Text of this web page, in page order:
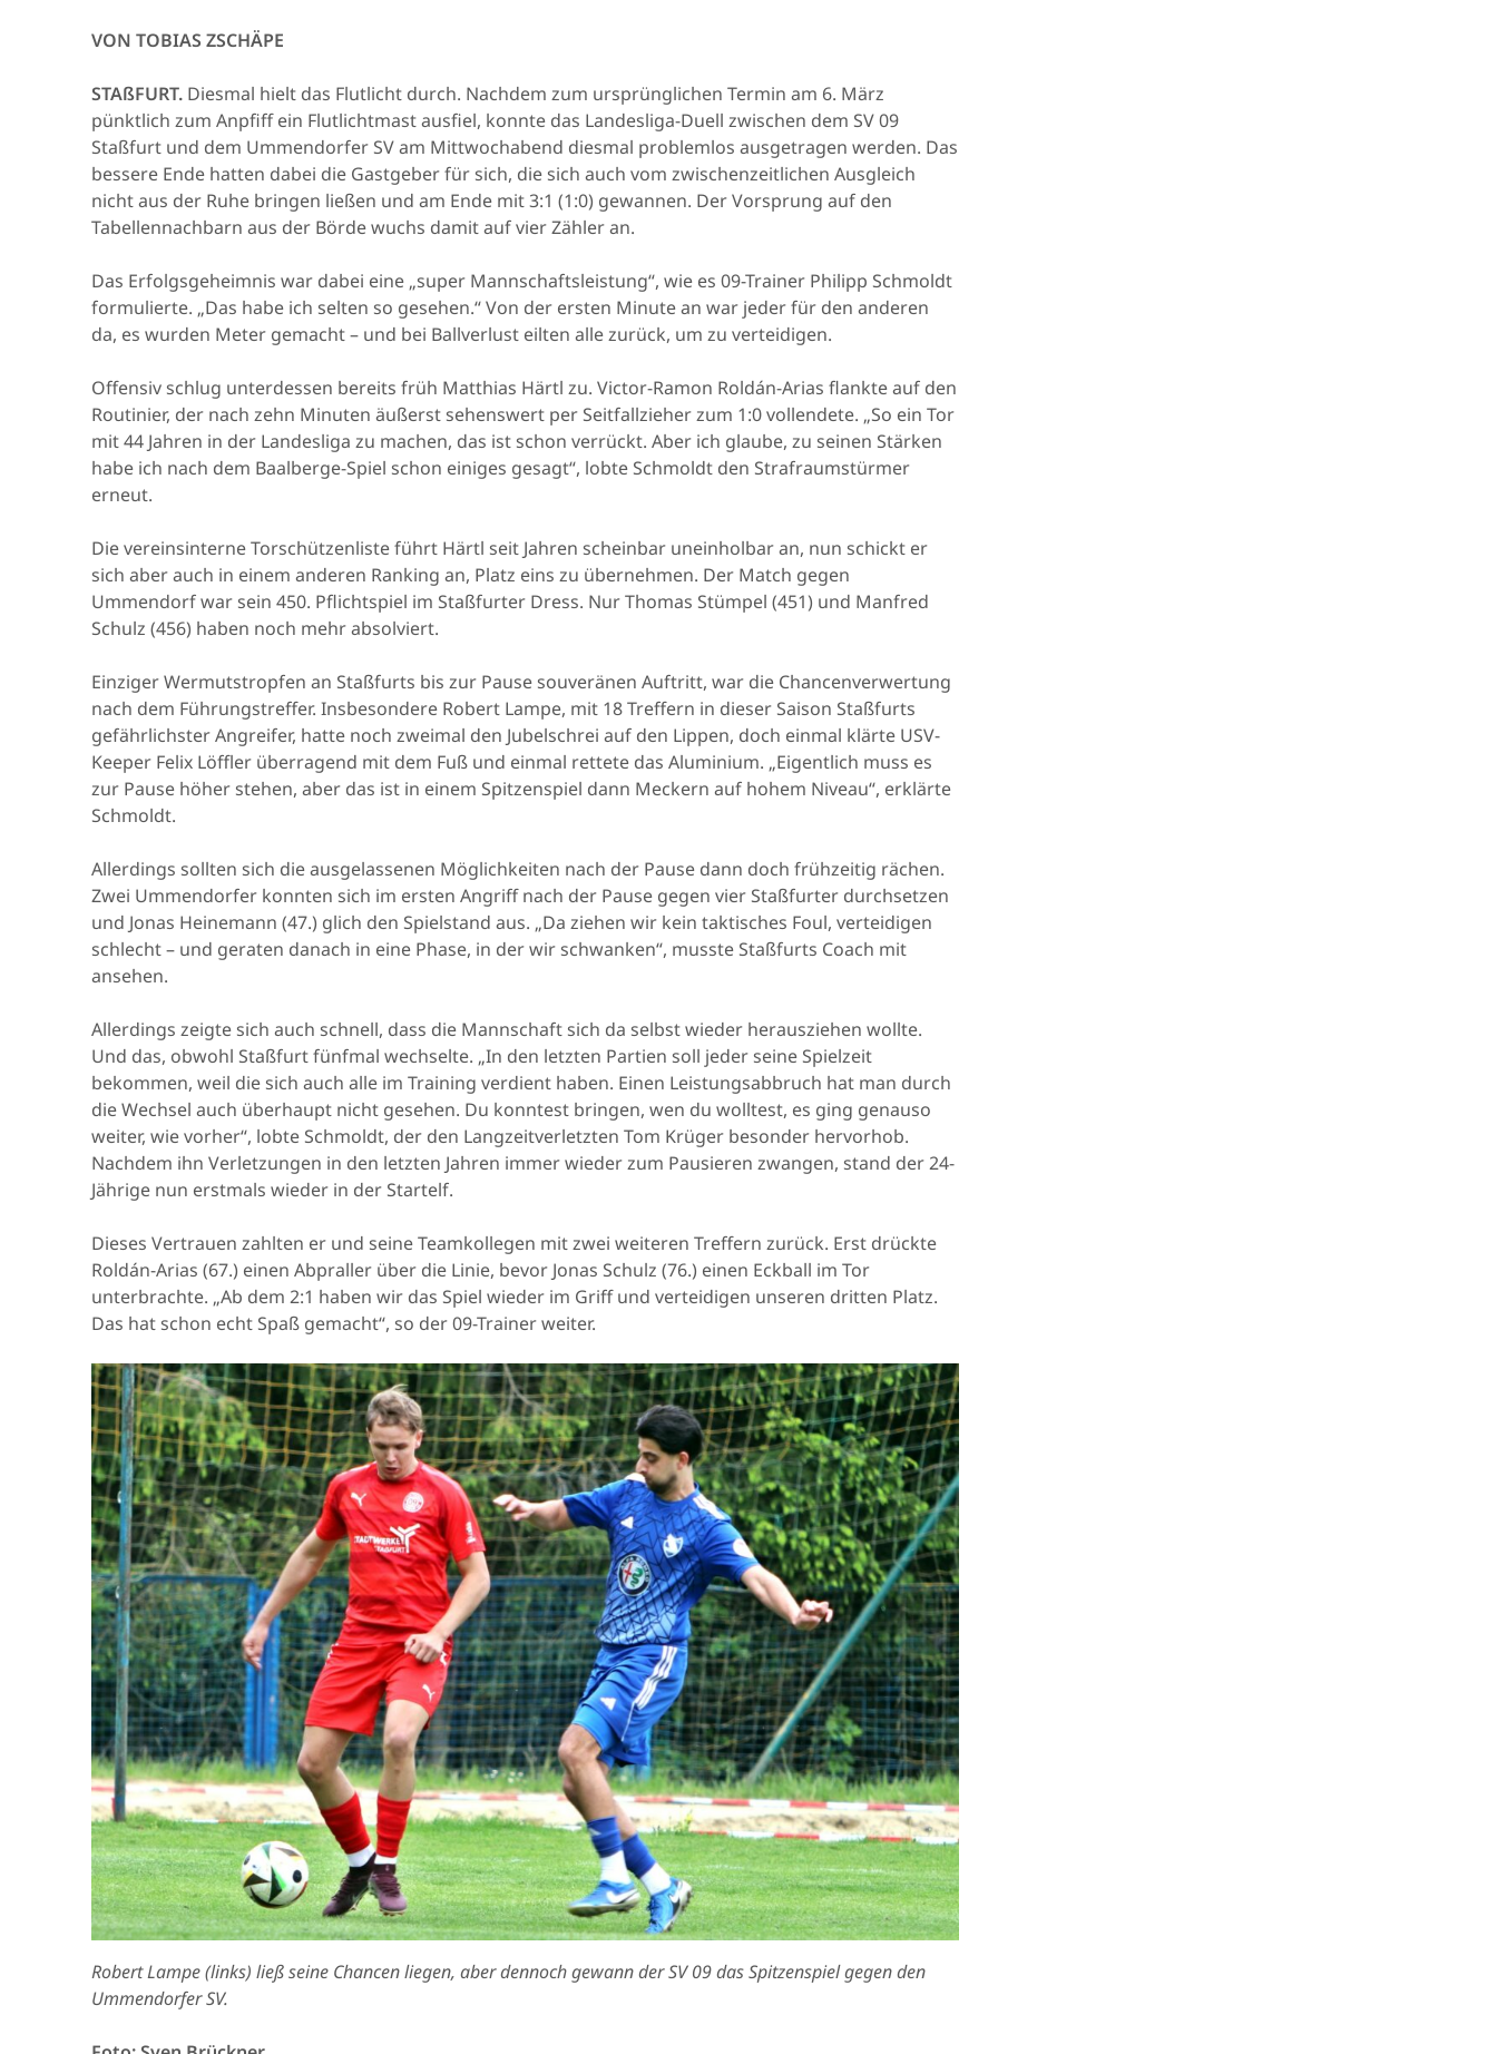
VON TOBIAS ZSCHÄPE
STAßFURT. Diesmal hielt das Flutlicht durch. Nachdem zum ursprünglichen Termin am 6. März
pünktlich zum Anpfiff ein Flutlichtmast ausfiel, konnte das Landesliga-Duell zwischen dem SV 09
Staßfurt und dem Ummendorfer SV am Mittwochabend diesmal problemlos ausgetragen werden. Das
bessere Ende hatten dabei die Gastgeber für sich, die sich auch vom zwischenzeitlichen Ausgleich
nicht aus der Ruhe bringen ließen und am Ende mit 3:1 (1:0) gewannen. Der Vorsprung auf den
Tabellennachbarn aus der Börde wuchs damit auf vier Zähler an.
Das Erfolgsgeheimnis war dabei eine „super Mannschaftsleistung“, wie es 09-Trainer Philipp Schmoldt
formulierte. „Das habe ich selten so gesehen.“ Von der ersten Minute an war jeder für den anderen
da, es wurden Meter gemacht – und bei Ballverlust eilten alle zurück, um zu verteidigen.
Offensiv schlug unterdessen bereits früh Matthias Härtl zu. Victor-Ramon Roldán-Arias flankte auf den
Routinier, der nach zehn Minuten äußerst sehenswert per Seitfallzieher zum 1:0 vollendete. „So ein Tor
mit 44 Jahren in der Landesliga zu machen, das ist schon verrückt. Aber ich glaube, zu seinen Stärken
habe ich nach dem Baalberge-Spiel schon einiges gesagt“, lobte Schmoldt den Strafraumstürmer
erneut.
Die vereinsinterne Torschützenliste führt Härtl seit Jahren scheinbar uneinholbar an, nun schickt er
sich aber auch in einem anderen Ranking an, Platz eins zu übernehmen. Der Match gegen
Ummendorf war sein 450. Pflichtspiel im Staßfurter Dress. Nur Thomas Stümpel (451) und Manfred
Schulz (456) haben noch mehr absolviert.
Einziger Wermutstropfen an Staßfurts bis zur Pause souveränen Auftritt, war die Chancenverwertung
nach dem Führungstreffer. Insbesondere Robert Lampe, mit 18 Treffern in dieser Saison Staßfurts
gefährlichster Angreifer, hatte noch zweimal den Jubelschrei auf den Lippen, doch einmal klärte USV-
Keeper Felix Löffler überragend mit dem Fuß und einmal rettete das Aluminium. „Eigentlich muss es
zur Pause höher stehen, aber das ist in einem Spitzenspiel dann Meckern auf hohem Niveau“, erklärte
Schmoldt.
Allerdings sollten sich die ausgelassenen Möglichkeiten nach der Pause dann doch frühzeitig rächen.
Zwei Ummendorfer konnten sich im ersten Angriff nach der Pause gegen vier Staßfurter durchsetzen
und Jonas Heinemann (47.) glich den Spielstand aus. „Da ziehen wir kein taktisches Foul, verteidigen
schlecht – und geraten danach in eine Phase, in der wir schwanken“, musste Staßfurts Coach mit
ansehen.
Allerdings zeigte sich auch schnell, dass die Mannschaft sich da selbst wieder herausziehen wollte.
Und das, obwohl Staßfurt fünfmal wechselte. „In den letzten Partien soll jeder seine Spielzeit
bekommen, weil die sich auch alle im Training verdient haben. Einen Leistungsabbruch hat man durch
die Wechsel auch überhaupt nicht gesehen. Du konntest bringen, wen du wolltest, es ging genauso
weiter, wie vorher“, lobte Schmoldt, der den Langzeitverletzten Tom Krüger besonder hervorhob.
Nachdem ihn Verletzungen in den letzten Jahren immer wieder zum Pausieren zwangen, stand der 24-
Jährige nun erstmals wieder in der Startelf.
Dieses Vertrauen zahlten er und seine Teamkollegen mit zwei weiteren Treffern zurück. Erst drückte
Roldán-Arias (67.) einen Abpraller über die Linie, bevor Jonas Schulz (76.) einen Eckball im Tor
unterbrachte. „Ab dem 2:1 haben wir das Spiel wieder im Griff und verteidigen unseren dritten Platz.
Das hat schon echt Spaß gemacht“, so der 09-Trainer weiter.
Robert Lampe (links) ließ seine Chancen liegen, aber dennoch gewann der SV 09 das Spitzenspiel gegen den
Ummendorfer SV.